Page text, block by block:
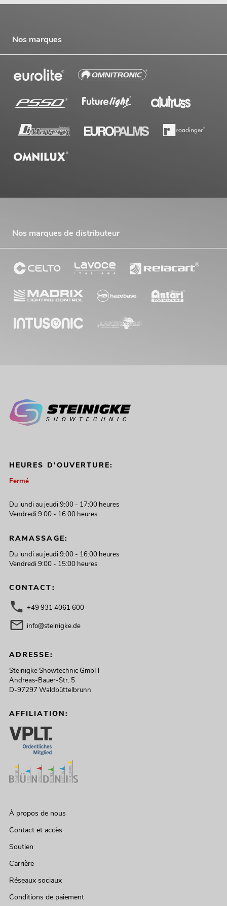
Nos marques
Nos marques de distributeur
HEURES D'OUVERTURE:
Fermé
Du lundi au jeudi 9:00 - 17:00 heures
Vendredi 9:00 - 16:00 heures
RAMASSAGE:
Du lundi au jeudi 9:00 - 16:00 heures
Vendredi 9:00 - 15:00 heures
CONTACT:
+49 931 4061 600
info@steinigke.de
ADRESSE:
Steinigke Showtechnic GmbH
Andreas-Bauer-Str. 5
D-97297 Waldbüttelbrunn
AFFILIATION:
À propos de nous
Contact et accès
Soutien
Carrière
Réseaux sociaux
Conditions de paiement